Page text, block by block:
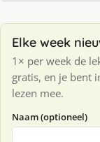
Elke week
1× per week de
gratis, en je bent
lezen mee.
Naam (optioneel)